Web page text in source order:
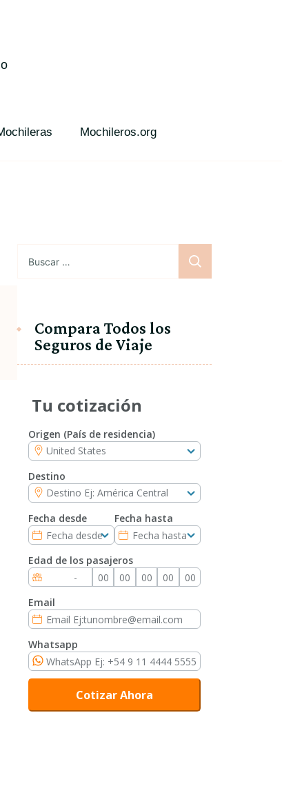
Mochileros.org
Compara Todos los
Seguros de Viaje